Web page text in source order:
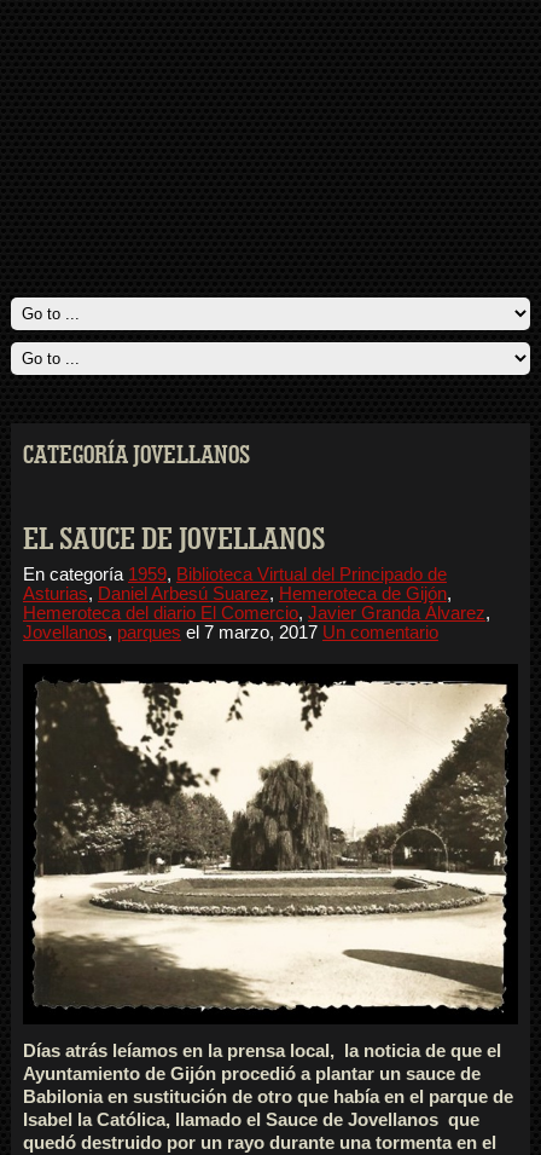
CATEGORÍA JOVELLANOS
EL SAUCE DE JOVELLANOS
En categoría 1959, Biblioteca Virtual del Principado de
Asturias, Daniel Arbesú Suarez, Hemeroteca de Gijón,
Hemeroteca del diario El Comercio, Javier Granda Álvarez,
Jovellanos, parques el 7 marzo, 2017 Un comentario
Días atrás leíamos en la prensa local, la noticia de que el
Ayuntamiento de Gijón procedió a plantar un sauce de
Babilonia en sustitución de otro que había en el parque de
Isabel la Católica, llamado el Sauce de Jovellanos que
quedó destruido por un rayo durante una tormenta en el